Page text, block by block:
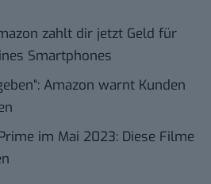
zahlt dir jetzt Geld für
Smartphones
Amazon warnt Kunden
im Mai 2023: Diese Filme